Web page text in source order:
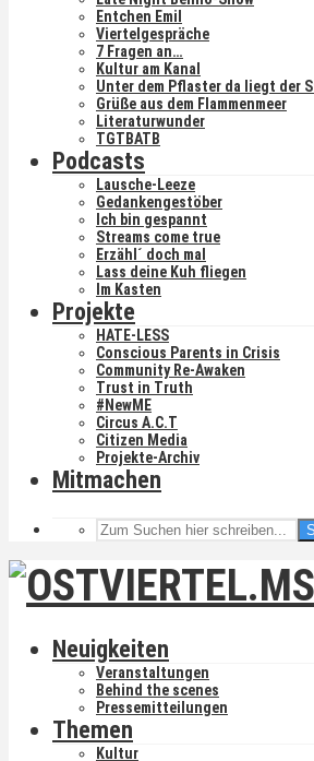
Entchen Emil
Viertelgespräche
7 Fragen an…
Kultur am Kanal
Unter dem Pflaster da liegt der
Grüße aus dem Flammenmeer
Literaturwunder
TGTBATB
Podcasts
Lausche-Leeze
Gedankengestöber
Ich bin gespannt
Streams come true
Erzähl´ doch mal
Lass deine Kuh fliegen
Im Kasten
Projekte
HATE-LESS
Conscious Parents in Crisis
Community Re-Awaken
Trust in Truth
#NewME
Circus A.C.T
Citizen Media
Projekte-Archiv
Mitmachen
Neuigkeiten
Veranstaltungen
Behind the scenes
Pressemitteilungen
Themen
Kultur